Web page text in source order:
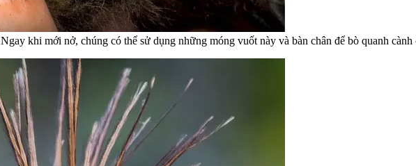
khi mới nở, chúng có thể sử dụng những móng vuốt này và bàn chân để bò quanh cành